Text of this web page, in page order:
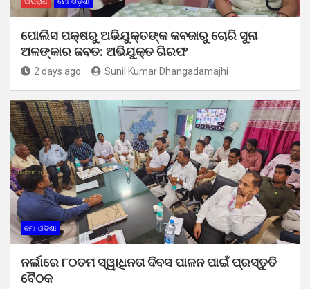
ପୋଲିସ ପକ୍ଷରୁ ଅଭିଯୁକ୍ତଙ୍କ କବଜାରୁ ଚୋରି ସୁନା
ଅଳଙ୍କାର ଜବତ: ଅଭିଯୁକ୍ତ ଗିରଫ
2 days ago Sunil Kumar Dhangadamajhi
ମୋ ଓଡ଼ିଶା
ନର୍ଲାରେ ୮୦ତମ ସ୍ୱାଧିନତା ଦିବସ ପାଳନ ପାଇଁ ପ୍ରସ୍ତୁତି
ବୈଠକ